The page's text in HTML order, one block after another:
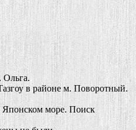
Ольга.
в районе м. Поворотный.
море. Поиск